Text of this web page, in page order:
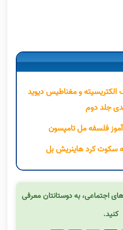
الکتریسیته و مغناطیس دیوید
جلد دوم
فلسفه مل تامپسون
سکوت کرد هاینریش بل
اجتماعی، به دوستانتان معرفی
کنید.